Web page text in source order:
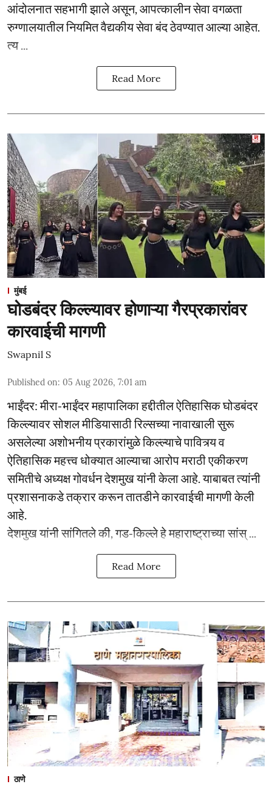
आंदोलनात सहभागी झाले असून, आपत्कालीन सेवा वगळता
रुग्णालयातील नियमित वैद्यकीय सेवा बंद ठेवण्यात आल्या आहेत.
त्य ...
Read More
मुंबई
घोडबंदर किल्ल्यावर होणाऱ्या गैरप्रकारांवर
कारवाईची मागणी
Swapnil S
Published on: 05 Aug 2026, 7:01 am
भाईंंदर: मीरा-भाईंदर महापालिका हद्दीतील ऐतिहासिक घोडबंदर
किल्ल्यावर सोशल मीडियासाठी रिल्सच्या नावाखाली सुरू
असलेल्या अशोभनीय प्रकारांमुळे किल्ल्याचे पावित्र्य व
ऐतिहासिक महत्त्व धोक्यात आल्याचा आरोप मराठी एकीकरण
समितीचे अध्यक्ष गोवर्धन देशमुख यांनी केला आहे. याबाबत त्यांनी
प्रशासनाकडे तक्रार करून तातडीने कारवाईची मागणी केली
आहे.
देशमुख यांनी सांगितले की, गड-किल्ले हे महाराष्ट्राच्या सांस् ...
Read More
ठाणे